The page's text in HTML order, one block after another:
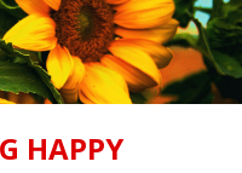
HAPPY